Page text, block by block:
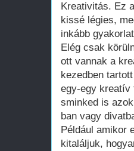
Kreativitás. Ez
kissé légies,
inkább
Elég csak
ott vannak a
kezedben
egy-egy kreatív
sminked is
ban vagy
Például amikor
kitaláljuk,